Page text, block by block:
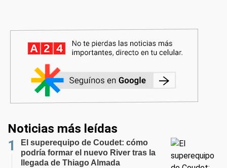
Noticias más leídas
El superequipo de Coudet: cómo
podría formar el nuevo River tras la
llegada de Thiago Almada